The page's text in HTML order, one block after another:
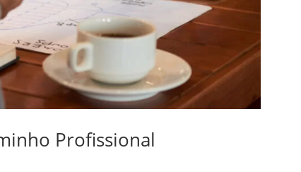
Profissional